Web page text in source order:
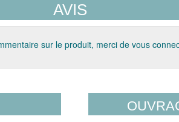
AVIS
sur le produit, merci de vous